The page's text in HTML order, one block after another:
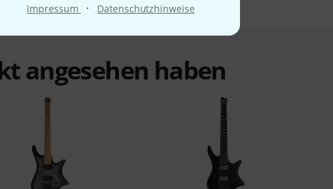
Impressum · Datenschutzhinweise
angesehen haben